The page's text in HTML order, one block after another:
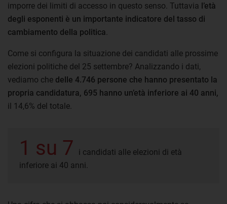
imporre dei limiti di accesso in questo senso. Tuttavia l’età
degli esponenti è un importante indicatore del tasso di
cambiamento della politica
Come si configura la situazione dei candidati alle prossime
elezioni politiche del 25 settembre? Analizzando i dati,
vediamo che delle 4.746 persone che hanno presentato la
propria candidatura, 695 hanno un’età inferiore ai 40 anni,
il 14,6% del totale.
1 su 7
i candidati alle elezioni di età
inferiore ai 40 anni.